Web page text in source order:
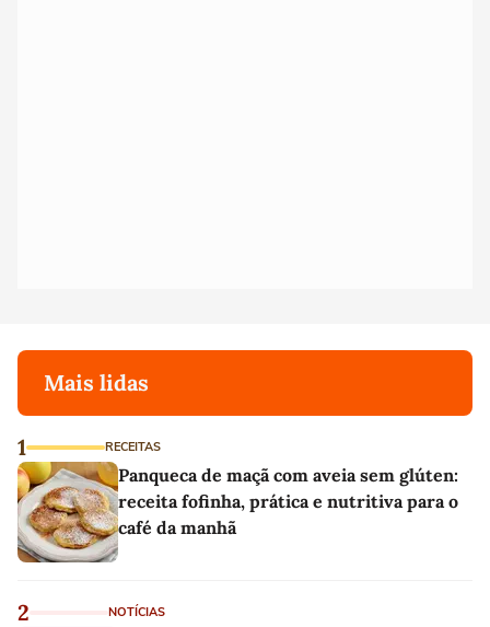
Mais lidas
1 RECEITAS
Panqueca de maçã com aveia sem glúten:
receita fofinha, prática e nutritiva para o
café da manhã
2 NOTÍCIAS